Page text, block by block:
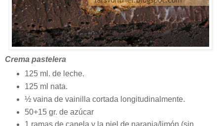
Crema pastelera
125 ml. de leche.
125 ml nata.
½ vaina de vainilla cortada longitudinalmente.
50+15 gr. de azúcar